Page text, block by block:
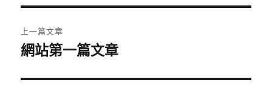
章
上一篇文章
上
篇
網站第一篇文章